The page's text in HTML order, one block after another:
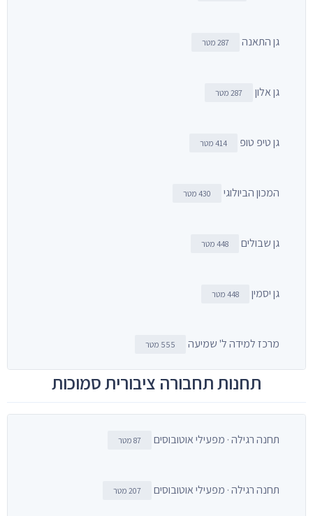
גן התאנה 287 מטר
גן אלון 287 מטר
גן טיפ טופ 414 מטר
המכון הביולוגי 430 מטר
גן שבולים 448 מטר
גן יסמין 448 מטר
מרכז למידה ל' שמיעה 555 מטר
תחנות תחבורה ציבורית סמוכות
תחנה רגילה · מפעילי אוטובוסים 87 מטר
תחנה רגילה · מפעילי אוטובוסים 207 מטר